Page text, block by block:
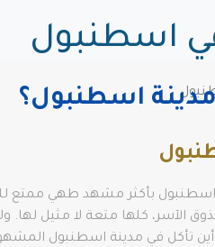
اسطنبول
اسطنبول؟
اسطنبول بأكثر مشهد طهي ممتع
الآسر، كلها متعة لا مثيل لها.
تأكل في مدينة اسطنبول